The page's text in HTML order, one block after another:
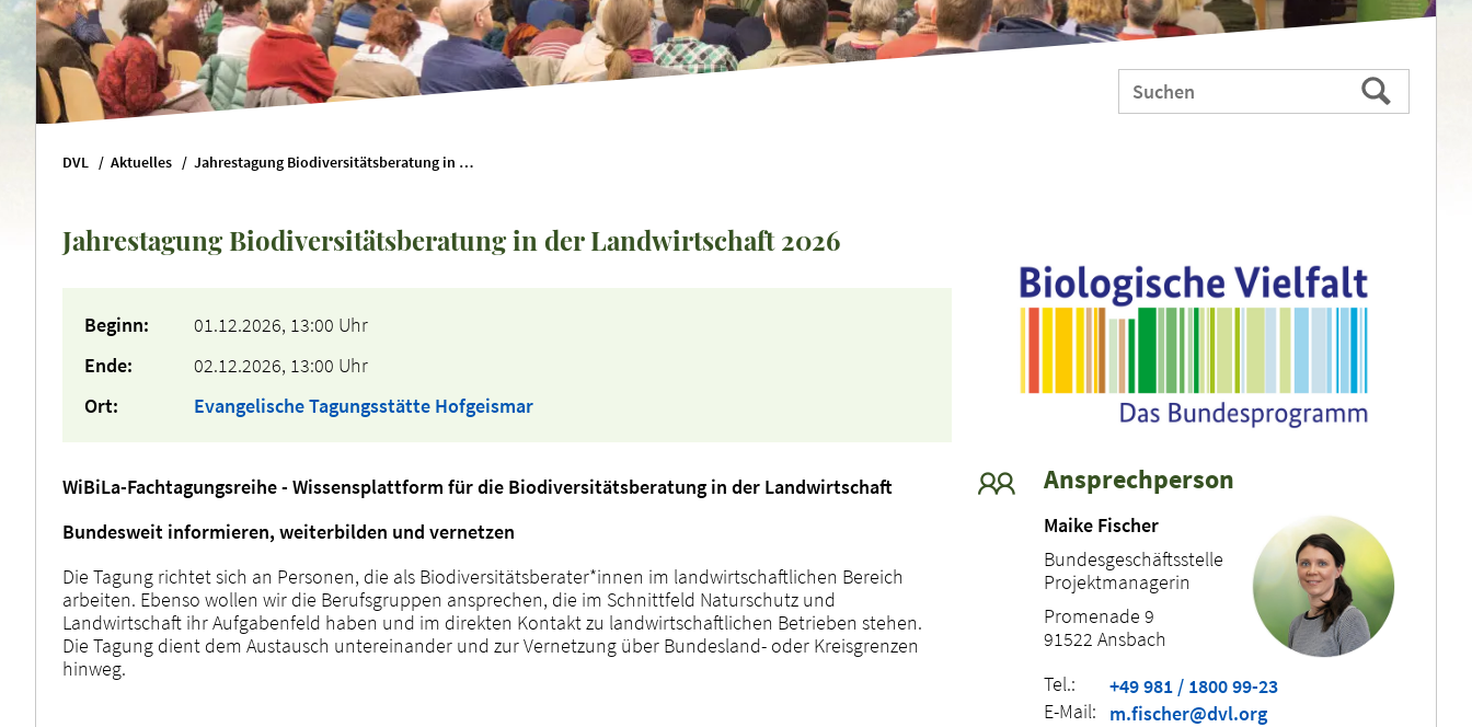
Webauftritt
durchsuchen
Suchen
DVL Aktuelles Jahrestagung Biodiversitätsberatung in der Landwirtschaft 2026
Jahrestagung Biodiversitätsberatung in der Landwirtschaft 2026
Beginn:
01.12.2026, 13:00 Uhr
Ende:
02.12.2026, 13:00 Uhr
Ort:
Evangelische Tagungsstätte Hofgeismar
WiBiLa-Fachtagungsreihe - Wissensplattform für die Biodiversitätsberatung in der Landwirtschaft
Bundesweit informieren, weiterbilden und vernetzen
Die Tagung richtet sich an Personen, die als Biodiversitätsberater*innen im landwirtschaftlichen Bereich
arbeiten. Ebenso wollen wir die Berufsgruppen ansprechen, die im Schnittfeld Naturschutz und
Landwirtschaft ihr Aufgabenfeld haben und im direkten Kontakt zu landwirtschaftlichen Betrieben stehen.
Die Tagung dient dem Austausch untereinander und zur Vernetzung über Bundesland- oder Kreisgrenzen
hinweg.
Ansprechperson
Maike Fischer
Bundesgeschäftsstelle
Projektmanagerin
Promenade 9
91522 Ansbach
Tel.:
+49 981 / 1800 99-23
E-Mail:
m.fischer@dvl.org